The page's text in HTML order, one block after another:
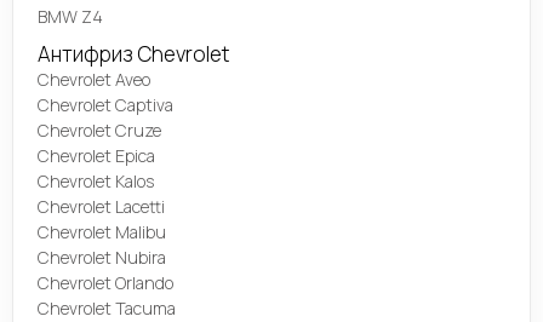
BMW Z4
Антифриз Chevrolet
Chevrolet Aveo
Chevrolet Captiva
Chevrolet Cruze
Chevrolet Epica
Chevrolet Kalos
Chevrolet Lacetti
Chevrolet Malibu
Chevrolet Nubira
Chevrolet Orlando
Chevrolet Tacuma